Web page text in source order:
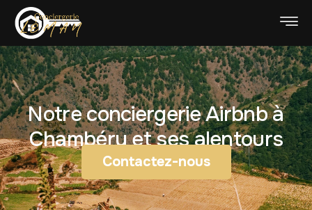
Notre conciergerie Airbnb à
Chambéry et ses alentours
Contactez-nous